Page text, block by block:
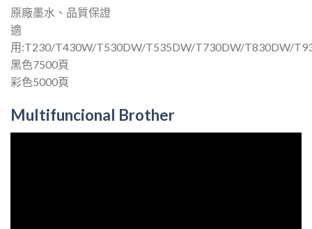
原廠墨水、品質保證
適
用:T230/T430W/T530DW/T535DW/T730DW/T830DW/
黑色7500頁
彩色5000頁
Multifuncional Brother